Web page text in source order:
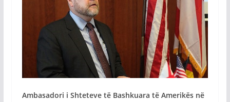
Ambasadori i Shteteve të Bashkuara të Amerikës në